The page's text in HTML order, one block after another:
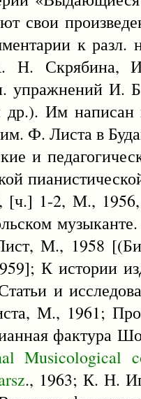
свои
к
Н.
упражнений И.
Им
Ф. Листа в
и
[ч.] 1-2, М.,
М., 1958
К истории
и
М., 1961;
фактура
Musicological
., 1963; К. Н.